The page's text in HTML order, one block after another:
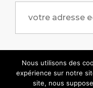
Copyright ©
réservés.
Nous utilisons des
expérience sur notre
site, nous